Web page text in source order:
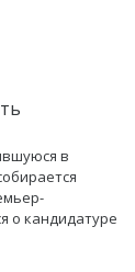
в
о кандидатуре